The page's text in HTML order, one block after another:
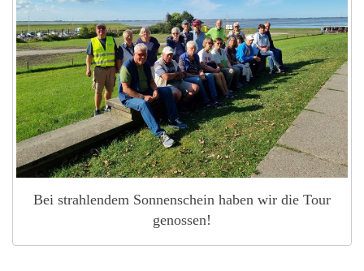
Bei strahlendem Sonnenschein haben wir die Tour
genossen!